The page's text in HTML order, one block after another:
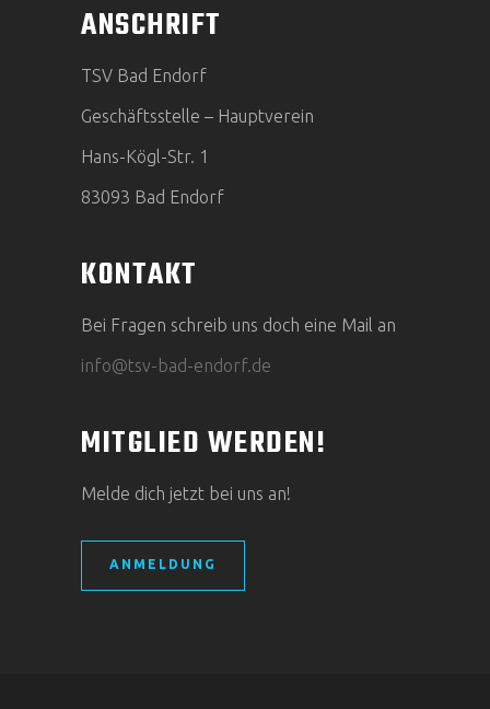
ANSCHRIFT
TSV Bad Endorf
Geschäftsstelle – Hauptverein
Hans-Kögl-Str. 1
83093 Bad Endorf
KONTAKT
Bei Fragen schreib uns doch eine Mail an
info@tsv-bad-endorf.de
MITGLIED WERDEN!
Melde dich jetzt bei uns an!
ANMELDUNG